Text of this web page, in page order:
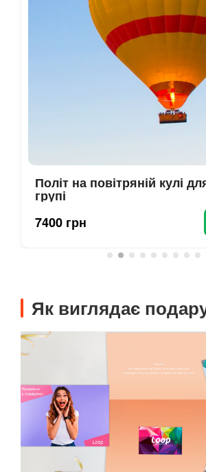
Політ на повітряній кулі
групі
7400 грн
Як виглядає